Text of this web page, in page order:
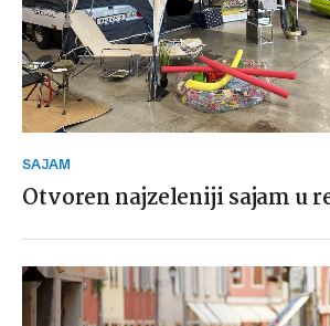
SAJAM
Otvoren najzeleniji sajam u